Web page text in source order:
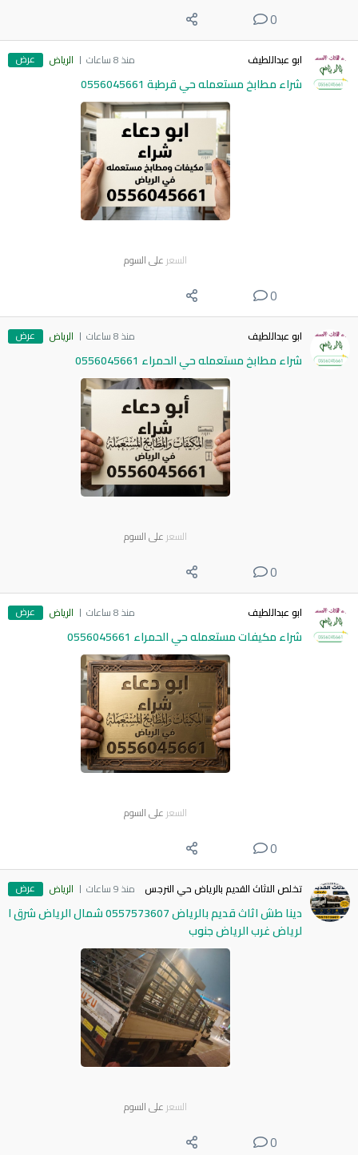
0
ابو عبداللطيف منذ 8 ساعات الرياض عرض
شراء مطابخ مستعمله حي قرطبة 0556045661
السعر على السوم
0
ابو عبداللطيف منذ 8 ساعات الرياض عرض
شراء مطابخ مستعمله حي الحمراء 0556045661
السعر على السوم
0
ابو عبداللطيف منذ 8 ساعات الرياض عرض
شراء مكيفات مستعمله حي الحمراء 0556045661
السعر على السوم
0
تخلص الاثاث القديم بالرياض حي النرجس منذ 9 ساعات الرياض عرض
دينا طش اثاث قديم بالرياض 0557573607 شمال الرياض شرق ا
لرياض غرب الرياض جنوب
السعر على السوم
0